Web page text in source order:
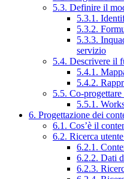
5.3. Definire il
5.3.1.
5.3.2.
5.3.3.
servizio
5.4. Descrivere il
5.4.1.
5.4.2.
5.5. Co-
5.5.1.
6. Progettazione dei
6.1. Cos’è il
6.2. Ricerca
6.2.1.
6.2.2. Dati
6.2.3.